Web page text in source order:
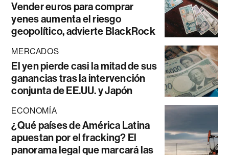
Vender euros para comprar
yenes aumenta el riesgo
geopolítico, advierte BlackRock
MERCADOS
El yen pierde casi la mitad de sus
ganancias tras la intervención
conjunta de EE.UU. y Japón
ECONOMÍA
¿Qué países de América Latina
apuestan por el fracking? El
panorama legal que marcará las